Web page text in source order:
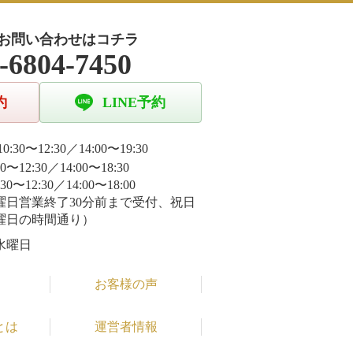
問い合わせはコチラ
6804-7450
LINE予約
〜12:30／14:00〜19:30
〜12:30／14:00〜18:30
〜12:30／14:00〜18:00
日営業終了30分前まで受付、祝日
日の時間通り）
曜日
お客様の声
は 運営者情報